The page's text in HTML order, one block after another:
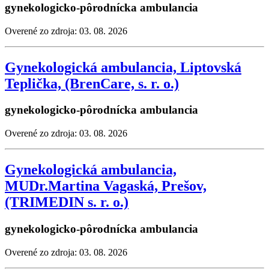
gynekologicko-pôrodnícka ambulancia
Overené zo zdroja: 03. 08. 2026
Gynekologická ambulancia, Liptovská
Teplička, (BrenCare, s. r. o.)
gynekologicko-pôrodnícka ambulancia
Overené zo zdroja: 03. 08. 2026
Gynekologická ambulancia,
MUDr.Martina Vagaská, Prešov,
(TRIMEDIN s. r. o.)
gynekologicko-pôrodnícka ambulancia
Overené zo zdroja: 03. 08. 2026